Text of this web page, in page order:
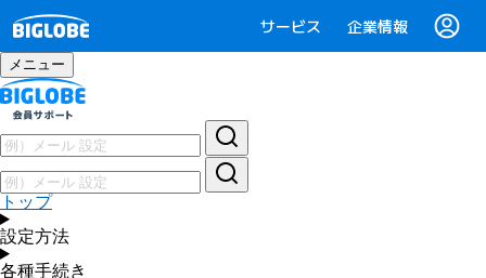
サービス 企業情報
メニュー
トップ
設定方法
各種手続き